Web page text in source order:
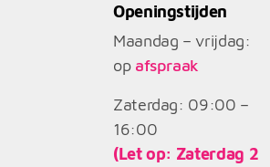
Openingstijden
Maandag – vrijdag:
op afspraak
Zaterdag: 09:00 –
16:00
(Let op: Zaterdag 2